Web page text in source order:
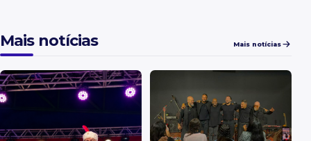
Mais notícias Mais notícias